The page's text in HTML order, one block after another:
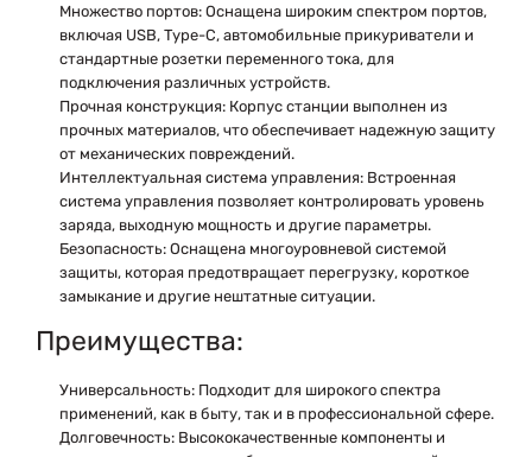
Множество портов: Оснащена широким спектром портов,
включая USB, Type-C, автомобильные прикуриватели и
стандартные розетки переменного тока, для
подключения различных устройств.
Прочная конструкция: Корпус станции выполнен из
прочных материалов, что обеспечивает надежную защиту
от механических повреждений.
Интеллектуальная система управления: Встроенная
система управления позволяет контролировать уровень
заряда, выходную мощность и другие параметры.
Безопасность: Оснащена многоуровневой системой
защиты, которая предотвращает перегрузку, короткое
замыкание и другие нештатные ситуации.
Преимущества:
Универсальность: Подходит для широкого спектра
применений, как в быту, так и в профессиональной сфере.
Долговечность: Высококачественные компоненты и